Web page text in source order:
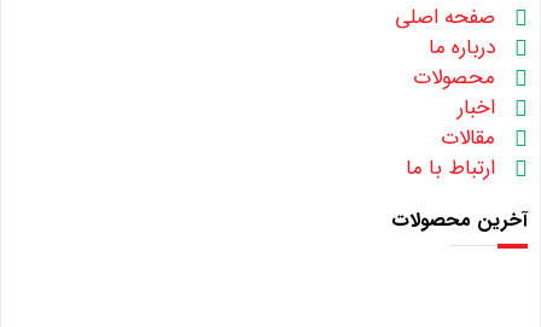
صفحه اصلی
درباره ما
محصولات
اخبار
مقالات
ارتباط با ما
آخرین محصولات